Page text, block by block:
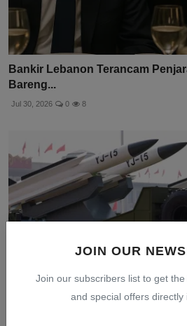
JOIN OUR
Join our subscribers list to get
and special offers directly
Bankir Lebanon Terancam
Bareng...
Jul 30, 2026 0 8